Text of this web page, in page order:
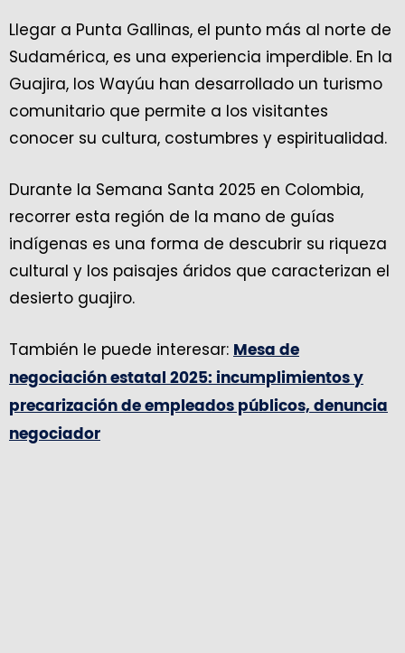
Llegar a Punta Gallinas, el punto más al norte de
Sudamérica, es una experiencia imperdible. En la
Guajira, los Wayúu han desarrollado un turismo
comunitario que permite a los visitantes
conocer su cultura, costumbres y espiritualidad.
Durante la Semana Santa 2025 en Colombia,
recorrer esta región de la mano de guías
indígenas es una forma de descubrir su riqueza
cultural y los paisajes áridos que caracterizan el
desierto guajiro.
También le puede interesar: Mesa de
negociación estatal 2025: incumplimientos y
precarización de empleados públicos, denuncia
negociador